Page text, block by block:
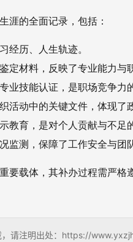
涯的全面记录，包括：
经历、人生轨迹。
定材料，反映了专业能力与
业技能认证，是职场竞争力
活动中的关键文件，体现了
教育，是对个人贡献与不足
监测，保障了工作安全与团
要载体，其补办过程需严格
，请注明出处：https://